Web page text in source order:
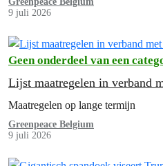
9 juli 2026
Geen onderdeel van een
Lijst maatregelen in verband
Maatregelen op lange termijn
Greenpeace Belgium
9 juli 2026